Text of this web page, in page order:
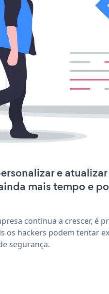
e
mais tempo e
continua a crescer, é
os hackers podem tentar
segurança.